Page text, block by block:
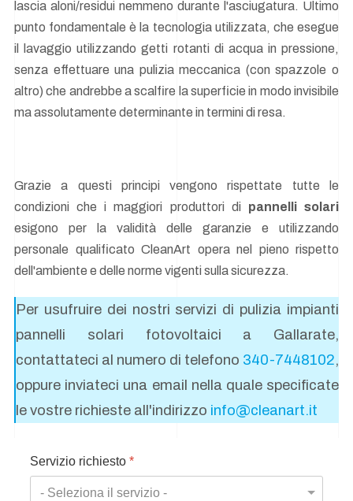
lascia aloni/residui nemmeno durante l'asciugatura. Ultimo
punto fondamentale è la tecnologia utilizzata, che esegue
il lavaggio utilizzando getti rotanti di acqua in pressione,
senza effettuare una pulizia meccanica (con spazzole o
altro) che andrebbe a scalfire la superficie in modo invisibile
ma assolutamente determinante in termini di resa.
Grazie a questi principi vengono rispettate tutte le
condizioni che i maggiori produttori di pannelli solari
esigono per la validità delle garanzie e utilizzando
personale qualificato CleanArt opera nel pieno rispetto
dell'ambiente e delle norme vigenti sulla sicurezza.
Per usufruire dei nostri servizi di pulizia impianti
pannelli solari fotovoltaici a Gallarate,
contattateci al numero di telefono 340-7448102,
oppure inviateci una email nella quale specificate
le vostre richieste all'indirizzo info@cleanart.it
Servizio richiesto *